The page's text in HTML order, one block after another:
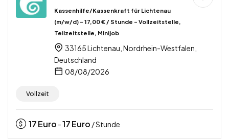
Kassenhilfe/Kassenkraft für Lichtenau
(m/w/d) – 17,00 € / Stunde – Vollzeitstelle,
Teilzeitstelle, Minijob
33165 Lichtenau, Nordrhein-Westfalen,
Deutschland
08/08/2026
Vollzeit
17Euro -17Euro / Stunde